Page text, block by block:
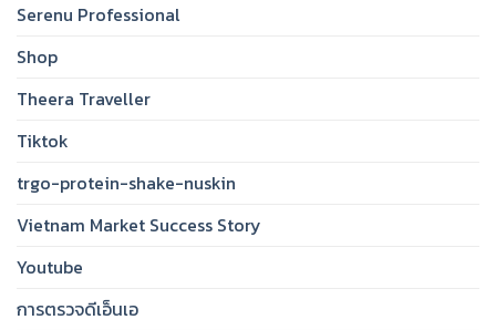
Serenu Professional
Shop
Theera Traveller
Tiktok
trgo-protein-shake-nuskin
Vietnam Market Success Story
Youtube
การตรวจดีเอ็นเอ